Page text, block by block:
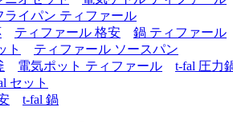
ライパン ティファール
ティファール 格安
鍋 ティファール
ト
ティファール ソースパン
電気ポット ティファール
t-fal 圧力
セット
t-fal 鍋